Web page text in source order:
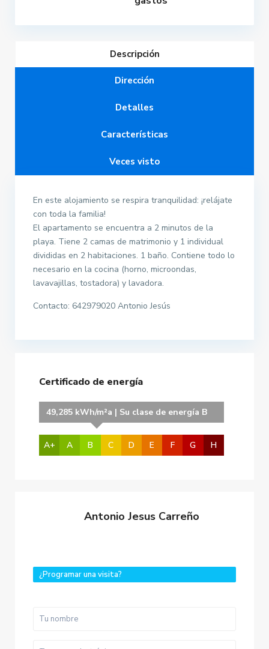
Descripción
Dirección
Detalles
Características
Veces visto
En este alojamiento se respira tranquilidad: ¡relájate
con toda la familia!
El apartamento se encuentra a 2 minutos de la
playa. Tiene 2 camas de matrimonio y 1 individual
divididas en 2 habitaciones. 1 baño. Contiene todo lo
necesario en la cocina (horno, microondas,
lavavajillas, tostadora) y lavadora.
Contacto: 642979020 Antonio Jesús
Certificado de energía
A+ A
49,285 kWh/m²a | Su clase de energía B
B C D E F G H
Antonio Jesus Carreño
¿Programar una visita?